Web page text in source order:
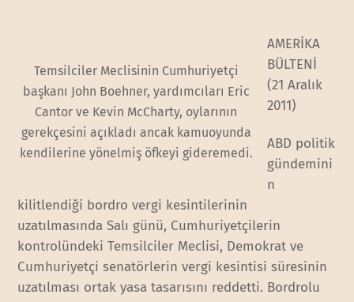
Temsilciler Meclisinin Cumhuriyetçi
başkanı John Boehner, yardımcıları Eric
Cantor ve Kevin McCharty, oylarının
gerekçesini açıkladı ancak kamuoyunda
kendilerine yönelmiş öfkeyi gideremedi.
AMERİKA
BÜLTENİ
(21 Aralık
2011)
ABD politik
gündemini
n
kilitlendiği bordro vergi kesintilerinin
uzatılmasında Salı günü, Cumhuriyetçilerin
kontrolündeki Temsilciler Meclisi, Demokrat ve
Cumhuriyetçi senatörlerin vergi kesintisi süresinin
uzatılması ortak yasa tasarısını reddetti. Bordrolu